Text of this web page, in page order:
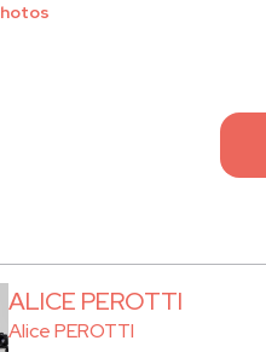
ALICE PEROTTI
Alice PEROTTI